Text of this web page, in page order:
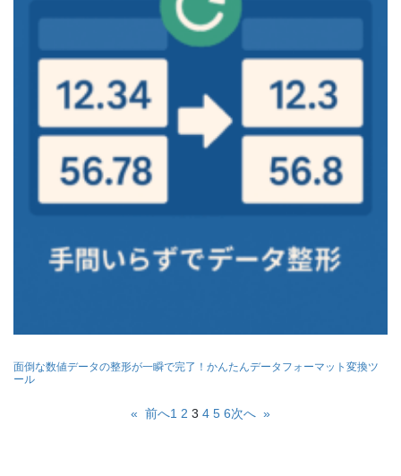
面倒な数値データの整形が一瞬で完了！かんたんデータフォーマット変換ツ
ール
« 前へ1 2 3 4 5 6次へ »